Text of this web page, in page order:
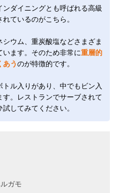
ダイニングとも呼ばれる高級
ているのがこちら。
ウム、重炭酸塩などさまざま
ます。そのため非常に重層的
あうのが特徴的です。
ル入りがあり、中でもビン入
す。レストランでサーブされて
してみてください。
ガモ